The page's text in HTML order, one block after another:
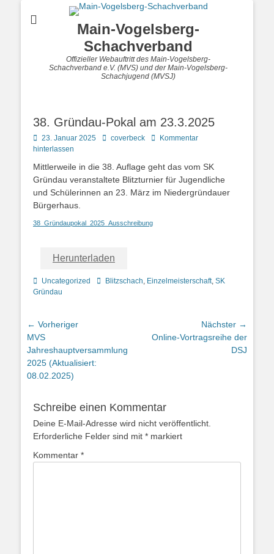
Main-Vogelsberg-
Schachverband
Offizieller Webauftritt des Main-Vogelsberg-
Schachverband e.V. (MVS) und der Main-Vogelsberg-
Schachjugend (MVSJ)
38. Gründau-Pokal am 23.3.2025
Posted
on
23. Januar 2025 Autorcoverbeck
Kommentar
hinterlassen
Mittlerweile in die 38. Auflage geht das vom SK
Gründau veranstaltete Blitzturnier für Jugendliche
und Schülerinnen an 23. März im Niedergründauer
Bürgerhaus.
38_Gründaupokal_2025_Ausschreibung
Herunterladen
Kategorien
Uncategorized Schlagworte
Blitzschach, Einzelmeisterschaft, SK
Gründau
Beitragsnavigation
← Vorheriger
Vorheriger
Beitrag:
MVS
Jahreshauptversammlung
2025 (Aktualisiert:
08.02.2025)
Nächster →
Nächster
Online-Vortragsreihe der
DSJ
Schreibe einen Kommentar
Deine E-Mail-Adresse wird nicht veröffentlicht.
Erforderliche Felder sind mit * markiert
Kommentar *